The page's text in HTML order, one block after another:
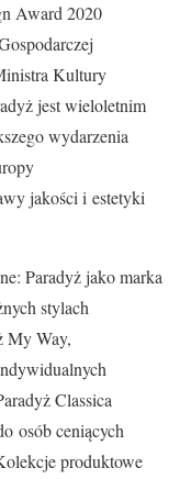
Award 2020
Kultury
jest wieloletnim
wydarzenia
jakości i estetyki
Paradyż jako marka
stylach
My Way,
Classica
osób ceniących
produktowe